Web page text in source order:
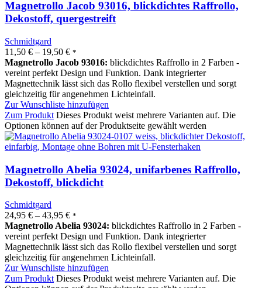
Magnetrollo Jacob 93016, blickdichtes Raffrollo,
Dekostoff, quergestreift
Schmidtgard
11,50 € – 19,50 € *
Magnetrollo Jacob 93016: blickdichtes Raffrollo in 2 Farben -
vereint perfekt Design und Funktion. Dank integrierter
Magnettechnik lässt sich das Rollo flexibel verstellen und sorgt
gleichzeitig für angenehmen Lichteinfall.
Zur Wunschliste hinzufügen
Zum Produkt Dieses Produkt weist mehrere Varianten auf. Die
Optionen können auf der Produktseite gewählt werden
Magnetrollo Abelia 93024, unifarbenes Raffrollo,
Dekostoff, blickdicht
Schmidtgard
24,95 € – 43,95 € *
Magnetrollo Abelia 93024: blickdichtes Raffrollo in 2 Farben -
vereint perfekt Design und Funktion. Dank integrierter
Magnettechnik lässt sich das Rollo flexibel verstellen und sorgt
gleichzeitig für angenehmen Lichteinfall.
Zur Wunschliste hinzufügen
Zum Produkt Dieses Produkt weist mehrere Varianten auf. Die